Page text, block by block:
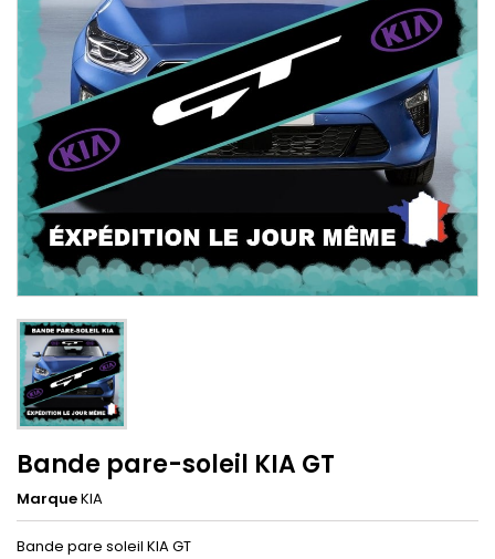
Bande pare-soleil KIA GT
MarqueKIA
Bande pare soleil KIA GT